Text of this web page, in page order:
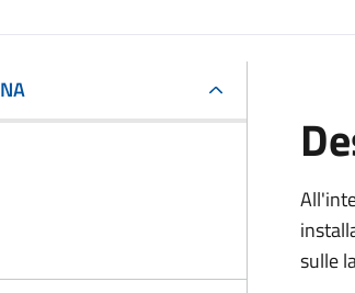
sulle